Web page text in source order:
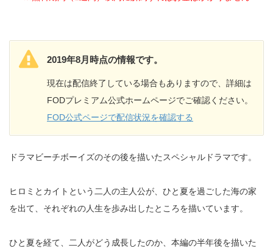
2019年8月時点の情報です。
現在は配信終了している場合もありますので、詳細は
FODプレミアム公式ホームページでご確認ください。
FOD公式ページで配信状況を確認する
ドラマビーチボーイズのその後を描いたスペシャルドラマです。
ヒロミとカイトという二人の主人公が、ひと夏を過ごした海の家
を出て、それぞれの人生を歩み出したところを描いています。
ひと夏を経て、二人がどう成長したのか、本編の半年後を描いた